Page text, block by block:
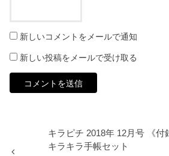
新しいコメントをメールで通知
新しい投稿をメールで受け取る
キラピチ 2018年 12月号 《付
キラキラ手帳セット